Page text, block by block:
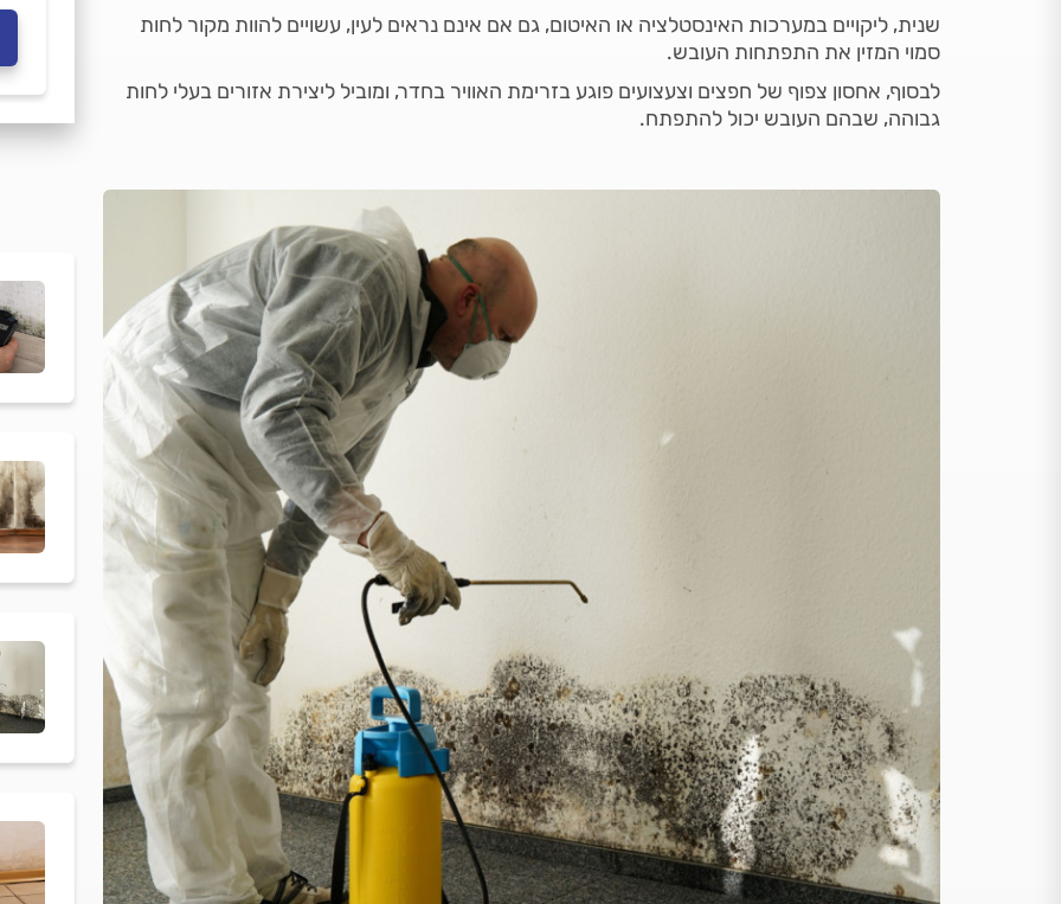
שנית, ליקויים במערכות האינסטלציה או האיטום, גם אם אינם נראים לעין, עשויים להוות מקור לחות
סמוי המזין את התפתחות העובש.
לבסוף, אחסון צפוף של חפצים וצעצועים פוגע בזרימת האוויר בחדר, ומוביל ליצירת אזורים בעלי לחות
גבוהה, שבהם העובש יכול להתפתח.